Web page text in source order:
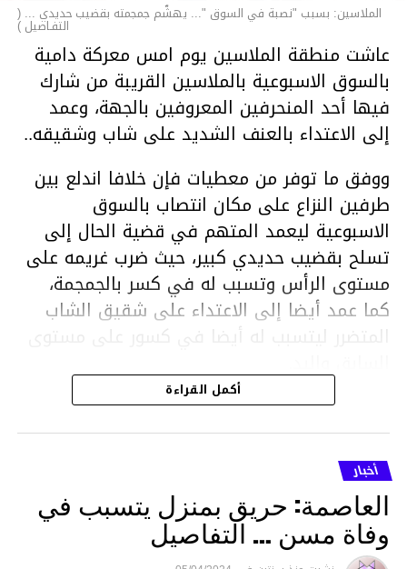
الملاسين: بسبب "نصبة في السوق "... يهشّم جمجمته بقضيب حديدي ... (
التفـاصيل )
عاشت منطقة الملاسين يوم امس معركة دامية
بالسوق الاسبوعية بالملاسين القريبة من شارك
فيها أحد المنحرفين المعروفين بالجهة، وعمد
إلى الاعتداء بالعنف الشديد على شاب وشقيقه..
ووفق ما توفر من معطيات فإن خلافا اندلع بين
طرفين النزاع على مكان انتصاب بالسوق
الاسبوعية ليعمد المتهم في قضية الحال إلى
تسلح بقضيب حديدي كبير، حيث ضرب غريمه على
مستوى الرأس وتسبب له في كسر بالجمجمة،
كما عمد أيضا إلى الاعتداء على شقيق الشاب
المتضرر ليتسبب له أيضا في كسور على مستوى
هذا وقد تمكن أعوان مركز الأمن الوطني بحي
هلال في توقيت قياسي من محاصرة المشتبه به
والقبض عليه وإحالته على التحقيق في خصوص
ما نُسبه إليه.
متابعة
أكمل القراءة
أخبار
العاصمة: حريق بمنزل يتسبب في
وفاة مسن … التفاصيل